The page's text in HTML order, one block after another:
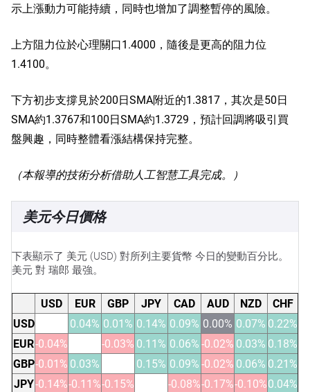
示上漲動力可能持續，同時也增加了調整暫停的風險。
上方阻力位於心理關口1.4000，隨後是更高的阻力位
1.4100。
下方初步支撐見於200日SMA附近的1.3817，其次是50日
SMA約1.3767和100日SMA約1.3729，預計回調將吸引買
盤興趣，同時整體看漲結構保持完整。
（本報導的技術分析借助人工智慧工具完成。）
美元今日價格
下表顯示了 美元 (USD) 對所列主要貨幣 今日的變動百分比。
美元 對 瑞郎 最強。
USD EUR GBP JPY CAD AUD NZD
CHF
USD
0.04% 0.01% 0.14% 0.09% 0.00% 0.07% 0.22%
EUR-0.04% -0.03% 0.11% 0.06%-0.02% 0.03% 0.18%
GBP-0.01% 0.03% 0.15% 0.09%-0.02% 0.06% 0.21%
JPY-0.14%-0.11%-0.15% -0.08%-0.17%-0.10%0.04%